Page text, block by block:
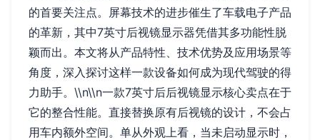
的首要关注点。屏幕技术的进步催生了车载电子产品
的革新，其中7英寸后视镜显示器凭借其多功能性脱
颖而出。本文将从产品特性、技术优势及应用场景等
角度，深入探讨这样一款设备如何成为现代驾驶的得
力助手。\\n\\n一款7英寸后后视镜显示核心卖点在于
它的整合性能。直接替换原有后视镜的设计，不会占
用车内额外空间。单从外观上看，当未启动显示时，